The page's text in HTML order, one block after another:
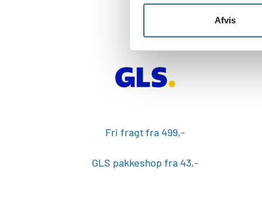
Afvis
Fri fragt fra 499,-
GLS pakkeshop fra 43,-